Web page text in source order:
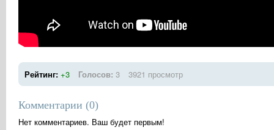
Рейтинг: +3 Голосов: 3 3921 просмотр
Комментарии (0)
Нет комментариев. Ваш будет первым!